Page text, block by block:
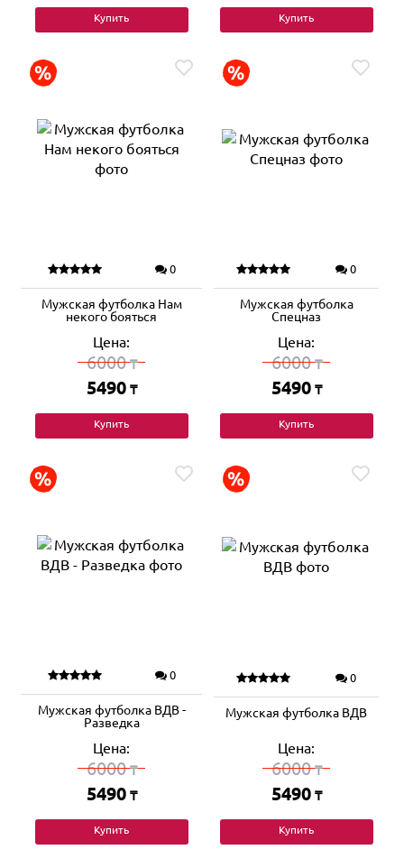
Купить Купить
0
Мужская футболка Нам
некого бояться
Цена:
6000₸
5490 ₸
Купить
0
Мужская футболка
Спецназ
Цена:
6000₸
5490 ₸
Купить
0
Мужская футболка ВДВ -
Разведка
Цена:
6000₸
5490 ₸
Купить
0
Мужская футболка ВДВ
Цена:
6000₸
5490 ₸
Купить